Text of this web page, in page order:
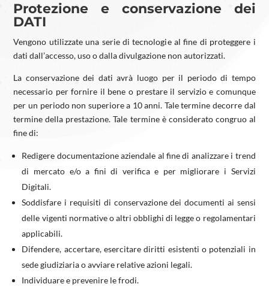
Protezione e conservazione dei
DATI
Vengono utilizzate una serie di tecnologie al fine di proteggere i
dati dall’accesso, uso o dalla divulgazione non autorizzati.
La conservazione dei dati avrà luogo per il periodo di tempo
necessario per fornire il bene o prestare il servizio e comunque
per un periodo non superiore a 10 anni. Tale termine decorre dal
termine della prestazione. Tale termine è considerato congruo al
fine di:
Redigere documentazione aziendale al fine di analizzare i trend
di mercato e/o a fini di verifica e per migliorare i Servizi
Digitali.
Soddisfare i requisiti di conservazione dei documenti ai sensi
delle vigenti normative o altri obblighi di legge o regolamentari
applicabili.
Difendere, accertare, esercitare diritti esistenti o potenziali in
sede giudiziaria o avviare relative azioni legali.
Individuare e prevenire le frodi.